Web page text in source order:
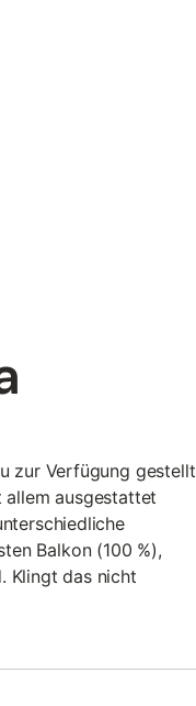
zur Verfügung gestellt
allem ausgestattet
Balkon (100 %),
Klingt das nicht